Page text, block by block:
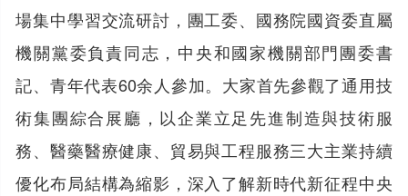
場集中學習交流研討，團工委、國務院國資委直屬
機關黨委負責同志，中央和國家機關部門團委書
記、青年代表60余人參加。大家首先參觀了通用技
術集團綜合展廳，以企業立足先進制造與技術服
務、醫藥醫療健康、貿易與工程服務三大主業持續
優化布局結構為縮影，深入了解新時代新征程中央